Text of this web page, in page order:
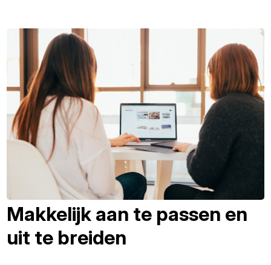
Makkelijk aan te passen en
uit te breiden